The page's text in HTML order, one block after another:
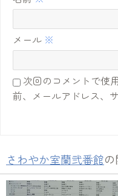
メール ※
次回のコメントで使
前、メールアドレス、
さわやか室蘭弐番館